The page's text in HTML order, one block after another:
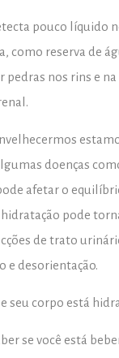
pouco líquido
como reserva de
pedras nos rins e na
doenças
afetar o
pode
de trato
e desorientação.
seu corpo está
se você está